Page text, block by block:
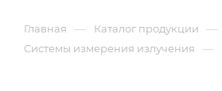
Главная — Каталог продукции —
Системы измерения излучения —